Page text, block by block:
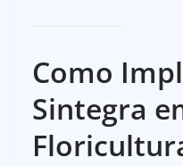
Como
Sintegra